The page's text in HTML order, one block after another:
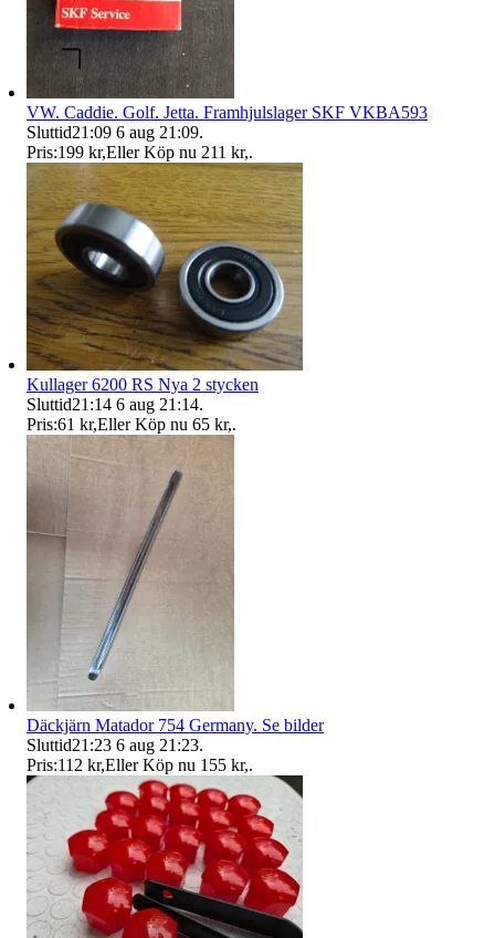
VW. Caddie. Golf. Jetta. Framhjulslager SKF VKBA593
Sluttid21:09 6 aug 21:09.
Pris:199 kr,Eller Köp nu 211 kr,.
Kullager 6200 RS Nya 2 stycken
Sluttid21:14 6 aug 21:14.
Pris:61 kr,Eller Köp nu 65 kr,.
Däckjärn Matador 754 Germany. Se bilder
Sluttid21:23 6 aug 21:23.
Pris:112 kr,Eller Köp nu 155 kr,.